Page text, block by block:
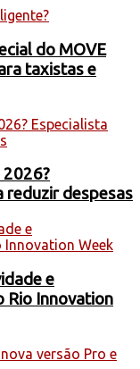
do MOVE
taxistas e
2026?
reduzir despesas
e
Rio Innovation